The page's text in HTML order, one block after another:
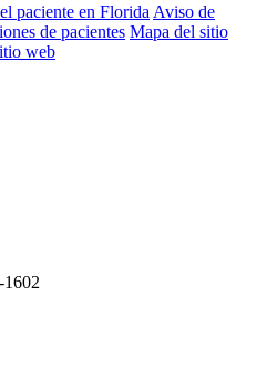
paciente en Florida Aviso de
de pacientes Mapa del sitio
web
1602